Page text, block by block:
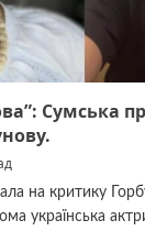
Сумська
на критику
українська